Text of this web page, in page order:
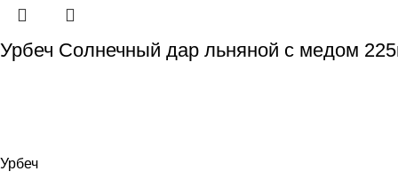
Урбеч Солнечный дар льняной с медом
Урбеч